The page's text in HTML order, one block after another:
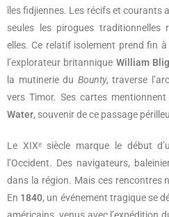
îles fidjiennes. Les récifs et courants
seules les pirogues traditionnelles
elles. Ce relatif isolement prend fin
l’explorateur britannique William
la mutinerie du Bounty, traverse
vers Timor. Ses cartes
Water, souvenir de ce passage
Le XIXᵉ siècle marque le début
l’Occident. Des navigateurs,
dans la région. Mais ces rencontres
En 1840, un événement tragique se